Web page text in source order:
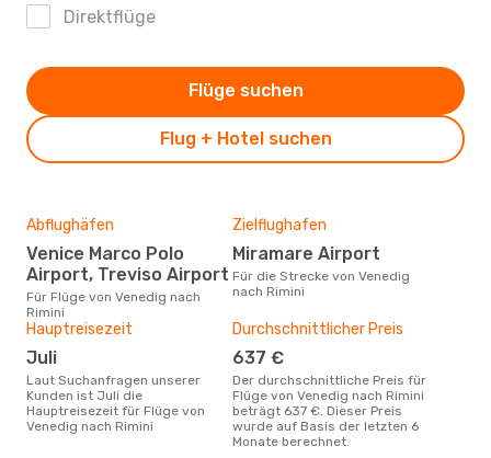
Direktflüge
Flug + Hotel suchen
Flüge suchen
Abflughäfen
Venice Marco Polo
Airport, Treviso Airport
Für Flüge von Venedig nach
Rimini
Zielflughafen
Miramare Airport
Für die Strecke von Venedig
nach Rimini
Hauptreisezeit
Juli
Laut Suchanfragen unserer
Kunden ist Juli die
Hauptreisezeit für Flüge von
Venedig nach Rimini
Durchschnittlicher Preis
637 €
Der durchschnittliche Preis für
Flüge von Venedig nach Rimini
beträgt 637 €. Dieser Preis
wurde auf Basis der letzten 6
Monate berechnet.